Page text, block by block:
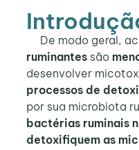
De modo geral,
ruminantes são
desenvolver
processos de
por sua microbiota
bactérias ruminais
detoxifiquem as